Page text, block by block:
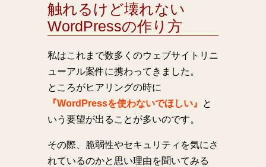
触れるけど壊れない
WordPressの作り方
私はこれまで数多くのウェブサイトリニ
ューアル案件に携わってきました。
ところがヒアリングの時に
『WordPressを使わないでほしい』
と
いう要望が出ることが多いのです。
その際、脆弱性やセキュリティを気にさ
れているのかと思い理由を聞いてみる